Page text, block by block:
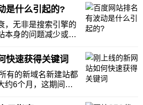
是什么引起的?
，无非是搜索引擎的
本身的问题减少或受
名波动，当然，有些
素是可以控制的。以
见解：网站本身也有
快速获得关键词
有的新域名新建站都
约6个月，这期间收